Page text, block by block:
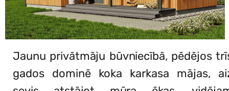
Jaunu privātmāju būvniecībā, pēdējos
gados dominē koka karkasa mājas,